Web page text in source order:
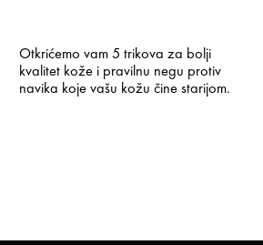
Otkrićemo vam 5 trikova za bolji
kvalitet kože i pravilnu negu protiv
navika koje vašu kožu čine starijom.